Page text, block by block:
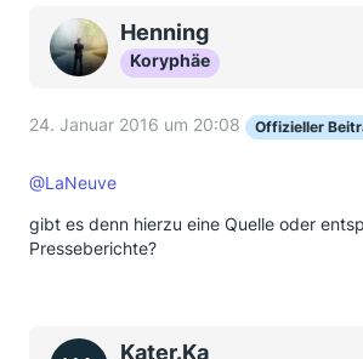
Henning
Koryphäe
24. Januar 2016 um 20:08 Offizieller
@LaNeuve
gibt es denn hierzu eine Quelle oder
Presseberichte?
Kater.Ka